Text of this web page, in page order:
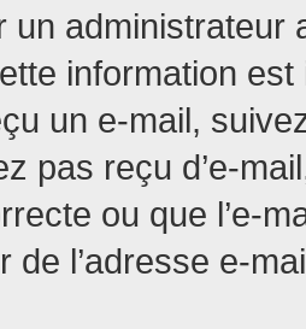
un
information
un e-mail,
pas reçu d’e-
ou que l’e-
de l’adresse e-